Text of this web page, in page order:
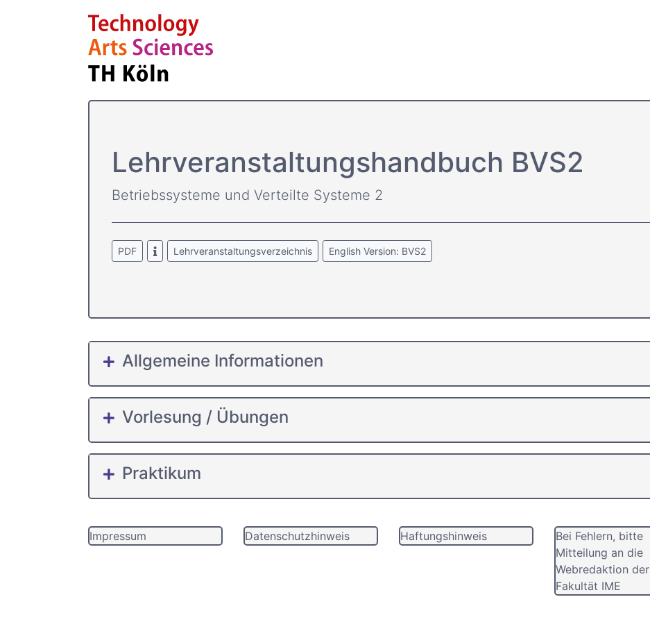
Lehrver­anstaltungs­handbuch BVS2
Betriebssysteme und Verteilte Systeme 2
PDF Lehrveranstaltungsverzeichnis English Version: BVS2
Allgemeine Informationen
Vorlesung / Übungen
Praktikum
Impressum Datenschutzhinweis Haftungshinweis
Bei Fehlern, bitte
Mitteilung an die
Webredaktion der
Fakultät IME